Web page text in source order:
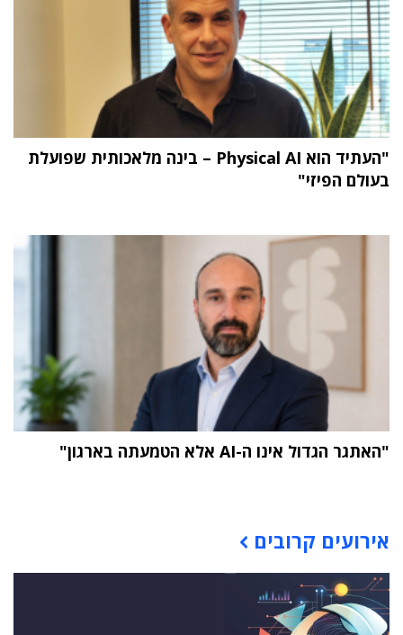
"העתיד הוא Physical AI – בינה מלאכותית שפועלת
בעולם הפיזי"
"האתגר הגדול אינו ה-AI אלא הטמעתה בארגון"
אירועים קרובים